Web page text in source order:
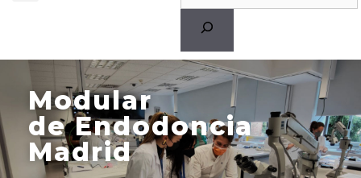
Modular
de Endodoncia
Madrid